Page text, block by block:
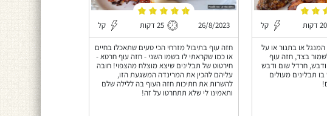
20 דקות קל
או בתנור או על
בצד, חזה עוף
חרדל שום ודבש
תבלינים מעולים
26/8/2023 25 דקות קל
חזה עוף בתיבול מזרחי הכי טעים שתאכלו בחיים
או כמו שקראתי לו בשמו השני - חזה עוף חרטא -
חירטוט של תבלינים שיצא מוצלח מהצפוי! חובה
עליהם להכין את המרינדה המשגעת הזו,
להשרות את חתיכות חזה העוף בה ללילה שלם
ותאמינו לי שלא תתחרטו על זה!